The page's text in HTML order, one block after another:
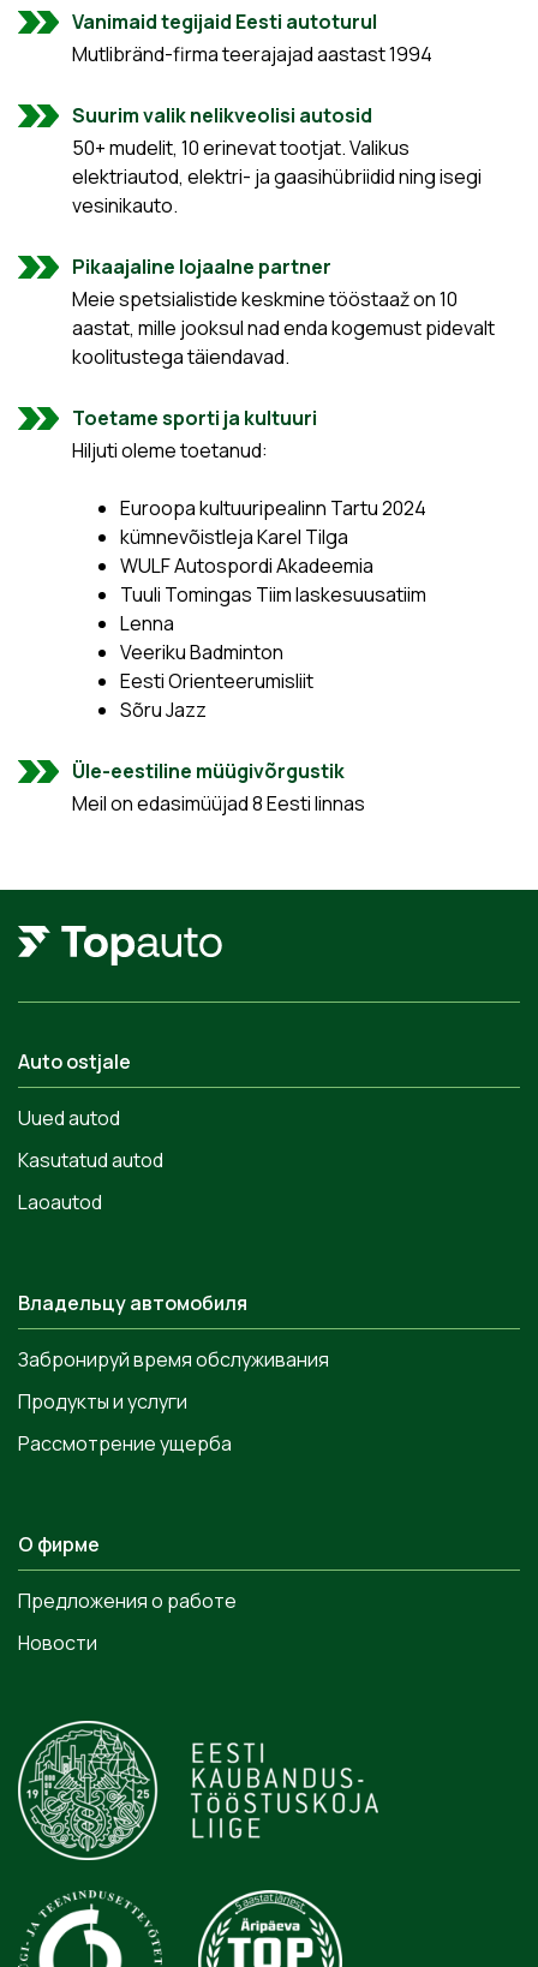
Vanimaid tegijaid Eesti autoturul
Mutlibränd-firma teerajajad aastast 1994
Suurim valik nelikveolisi autosid
50+ mudelit, 10 erinevat tootjat. Valikus
elektriautod, elektri- ja gaasihübriidid ning isegi
vesinikauto.
Pikaajaline lojaalne partner
Meie spetsialistide keskmine tööstaaž on 10
aastat, mille jooksul nad enda kogemust pidevalt
koolitustega täiendavad.
Toetame sporti ja kultuuri
Hiljuti oleme toetanud:
Euroopa kultuuripealinn Tartu 2024
kümnevõistleja Karel Tilga
WULF Autospordi Akadeemia
Tuuli Tomingas Tiim laskesuusatiim
Lenna
Veeriku Badminton
Eesti Orienteerumisliit
Sõru Jazz
Üle-eestiline müügivõrgustik
Meil on edasimüüjad 8 Eesti linnas
Auto ostjale
Uued autod
Kasutatud autod
Laoautod
Владельцу автомобиля
Забронируй время обслуживания
Продукты и услуги
Рассмотрение ущерба
О фирме
Предложения о работе
Новости